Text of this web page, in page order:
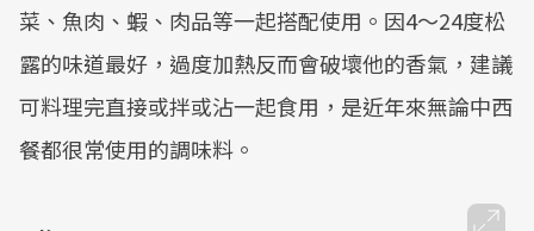
菜、魚肉、蝦、肉品等一起搭配使用。因4～24度松
露的味道最好，過度加熱反而會破壞他的香氣，建議
可料理完直接或拌或沾一起食用，是近年來無論中西
餐都很常使用的調味料。